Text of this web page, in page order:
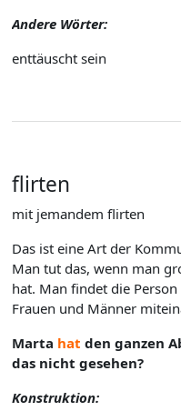
Andere Wörter:
enttäuscht sein
flirten
mit jemandem flirten
Das ist eine Art der
Man tut das, wenn man
hat. Man findet die
Frauen und Männer
Marta hat den ganzen
das nicht gesehen?
Konstruktion: